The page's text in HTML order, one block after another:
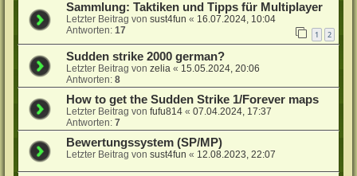
Sammlung: Taktiken und Tipps für Multiplayer
Letzter Beitrag vonsust4fun « 16.07.2024, 10:04
Antworten:17 1 2
Sudden strike 2000 german?
Letzter Beitrag vonzelia « 15.05.2024, 20:06
Antworten:8
How to get the Sudden Strike 1/Forever maps
Letzter Beitrag vonfufu814 «07.04.2024, 17:37
Antworten:7
Bewertungssystem (SP/MP)
Letzter Beitrag vonsust4fun « 12.08.2023, 22:07